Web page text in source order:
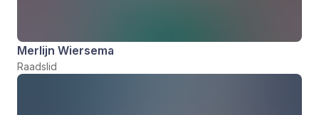
Merlijn Wiersema
Raadslid